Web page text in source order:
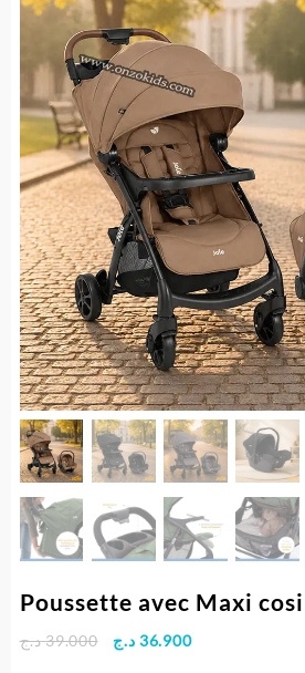
Poussette avec Maxi
39.000 د.ج
Le
36.900 د.ج
Le